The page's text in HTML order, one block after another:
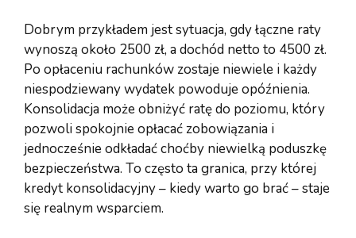
Dobrym przykładem jest sytuacja, gdy łączne raty
wynoszą około 2500 zł, a dochód netto to 4500 zł.
Po opłaceniu rachunków zostaje niewiele i każdy
niespodziewany wydatek powoduje opóźnienia.
Konsolidacja może obniżyć ratę do poziomu, który
pozwoli spokojnie opłacać zobowiązania i
jednocześnie odkładać choćby niewielką poduszkę
bezpieczeństwa. To często ta granica, przy której
kredyt konsolidacyjny – kiedy warto go brać – staje
się realnym wsparciem.